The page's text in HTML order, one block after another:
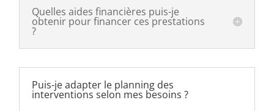
Quelles aides financières puis-je
obtenir pour financer ces prestations
?
Puis-je adapter le planning des
interventions selon mes besoins ?